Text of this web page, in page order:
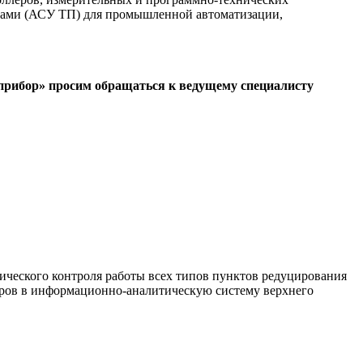
(АСУ ТП) для промышленной автоматизации,
просим обращаться к ведущему специалисту
контроля работы всех типов пунктов редуцирования
в информационно-аналитическую систему верхнего